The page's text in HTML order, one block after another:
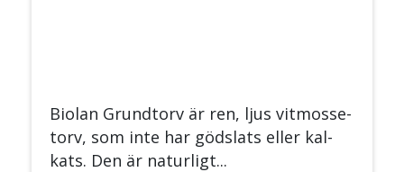
Bio­lan Grund­torv är ren, ljus vit­mos­se­
torv, som inte har göds­lats el­ler kal­
kats. Den är na­tur­ligt...